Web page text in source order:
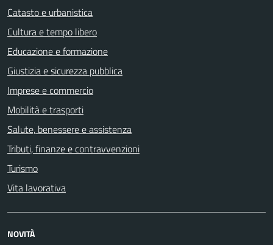
Catasto e urbanistica
Cultura e tempo libero
Educazione e formazione
Giustizia e sicurezza pubblica
Imprese e commercio
Mobilità e trasporti
Salute, benessere e assistenza
Tributi, finanze e contravvenzioni
Turismo
Vita lavorativa
NOVITÀ